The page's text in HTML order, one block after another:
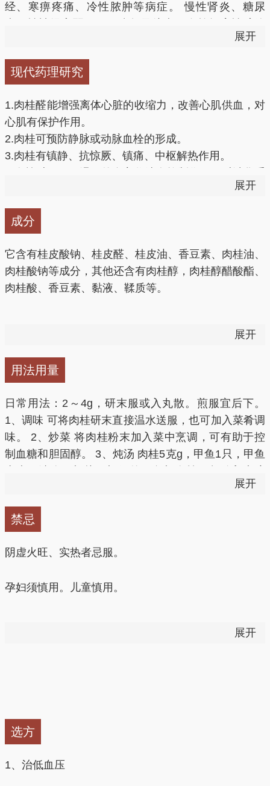
泻、痛经、产后瘀滞腹痛、虚寒痈疡脓成不渍或渍后不
敛；肾虚型产后身痛、寒疝引起的胸腹痛；冷气攻心引
起的腹痛、多呕、饮食不振；风痹骨节痛、四肢痉挛等
为辛热药，辛热可助气上行阳道。血为营（营即人体所
需的各种营养物质），气为卫（卫即卫护人体，避免外
部入侵之气），营卫二气不相和谐，则能用肉桂引导阳
气宣通血脉，使气血同行。对症治疗气血不通、绝经、
温养脾胃：
等。
温经通脉（寒凝血滞）用治寒邪凝滞、血脉瘀滞之月经
不调、痛经或闭经，产后瘀血阻滞之恶露不尽、腹痛不
止，妇人气滞血瘀之癥瘕积聚，阳虚寒凝、血滞痰阻之
引火归原（虚阳上浮）
咽痛、心悸、不寐、脉微弱者。
增强补气血药物作用用治久病体虚气血不足，在补气益
血方中加入少量肉桂，可促进气血生长、流通。
1、控制血糖
血糖水平的稳定作用和降低胰岛素抵抗。肉桂中的某些
成分具有类似于胰岛素的性质，也有助于血糖水平的
控制。
2、祛痰镇咳
用，并能剌激胃肠黏膜，促进胃液分泌，有助于消化吸
收，可解除胃肠痉挛，消除胃肠积气，抑制肠内异常发
酵。因而煮粥服食，除散寒止痛外，对胃肠积气、消化
经、寒痹疼痛、冷性脓肿等病症。 慢性肾炎、糖尿
炎、慢性深部脓肿、风湿性关节炎、牛皮癖、神经性皮
炎、冻疮、荨麻疹等常配伍用之。
展开
现代药理研究
1.肉桂醛能增强离体心脏的收缩力，改善心肌供血，对
心肌有保护作用。
2.肉桂可预防静脉或动脉血栓的形成。
3.肉桂有镇静、抗惊厥、镇痛、中枢解热作用。
5.肉桂对免疫系统有促进作用。
6.肉桂对肾上腺皮质功能有保护作用，对内分泌系统有
7.肉桂有抗应激、抗辐射作用。
8.肉桂有较广泛的抗真菌、抗菌作用。
9.肉桂能对抗前列腺素的缩血管作用，改善子宫微循环
展开
成分
它含有桂皮酸钠、桂皮醛、桂皮油、香豆素、肉桂油、
肉桂酸钠等成分，其他还含有肉桂醇，肉桂醇醋酸酯、
肉桂酸、香豆素、黏液、鞣质等。
血流量等作用；有抗血小板、抗凝血酶作用；有镇静、
镇痛、解热、抗惊厥、抗菌、抗胃溃疡等作用；能促进
肠运动，增强消化机能，缓解胃肠痉挛性疼痛。
1.肉桂的抑菌作用
肉桂对体内和体外的细菌有抑制作用。被抑制的微生物
菌，其中真菌对肉桂油最敏感。
肉桂油中的肉桂醛等成分还能够消灭病毒；肉桂油还具
用，对冠状动脉和脑血管也有扩张作用。
肉桂能扩张毛细血管而使血压下降。对于某些高血压患
者，间或烦躁、面色潮红，同时小便频数者，加用少许
展开
用法用量
日常用法：2～4g，研末服或入丸散。煎服宜后下。
1、调味 可将肉桂研末直接温水送服，也可加入菜肴调
味。 2、炒菜 将肉桂粉末加入菜中烹调，可有助于控
制血糖和胆固醇。 3、炖汤 肉桂5克g，甲鱼1只，甲鱼
展开
禁忌
阴虚火旺、实热者忌服。
孕妇须慎用。儿童慎用。
肉桂是温热性药物，如有口渴、咽干舌燥、咽喉肿痛、
鼻子出血等热性症状及各种急性炎症时，均不宜服用。
展开
选方
1、治低血压